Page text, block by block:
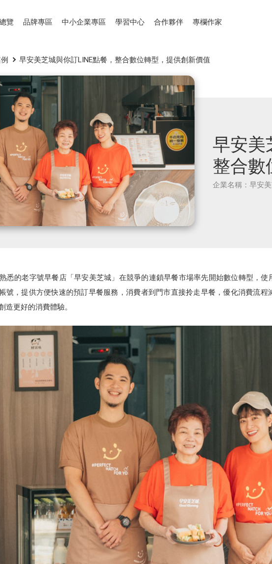
覽 品牌專區 中小企業專區 學習中心 合作夥伴 專欄作家
早安美芝城與你訂LINE點餐，整合數位轉型，提供創新價值
早安美
整合數
企業名稱：早安
悉的老字號早餐店「早安美芝城」在競爭的連鎖早餐市場率先開始數位轉型，使
號，提供方便快速的預訂早餐服務，消費者到門市直接拎走早餐，優化消費流
造更好的消費體驗。